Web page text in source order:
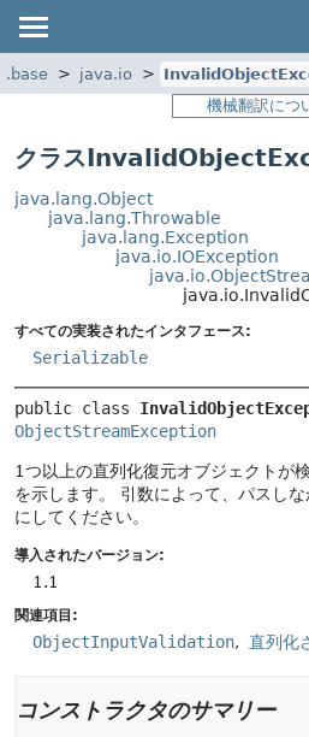
java.io
機械翻訳につ
クラス
java.lang.Object
java.lang.Throwable
java.lang.Exception
java.io.IOException
すべての実装されたインタフェース:
Serializable
public class
ObjectStreamException
1つ以上の直列化復元オブジェクトが
を示します。
引数によって、パスし
にしてください。
導入されたバージョン:
1.1
関連項目:
ObjectInputValidation 直列化
コンストラクタのサマリー